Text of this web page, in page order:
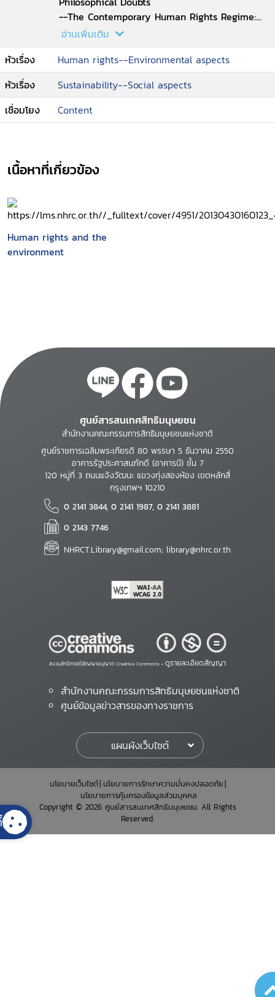
--The Contemporary Human Rights Regime:
Some Criticisms and an Alternative
--Environmental Sustainability and
Environmental Values
--The Institutions of Sustainability:
Citizenship, Democracy, Justice
--Rights or Sustainability: Rights and
Sustainability?.
อ่านเพิ่มเติม
หัวเรื่อง
Human rights--Environmental aspects
หัวเรื่อง
Sustainability--Social aspects
เชื่อมโยง
Content
เนื้อหาที่เกี่ยวข้อง
Human rights and the
environment
ศูนย์สารสนเทศสิทธิมนุษยชน
สำนักงานคณะกรรมการสิทธิมนุษยชนแห่งชาติ
ศูนย์ราชการเฉลิมพระเกียรติ 80 พรรษา 5 ธันวาคม 2550
อาคารรัฐประศาสนภักดี (อาคารบี) ชั้น 7
120 หมู่ที่ 3 ถนนแจ้งวัฒนะ แขวงทุ่งสองห้อง เขตหลักสี่
กรุงเทพฯ 10210
0 2141 3844, 0 2141 1987, 0 2141 3881
0 2143 7746
NHRCT.Library@gmail.com; library@nhrc.or.th
สงวนสิทธิ์ภายใต้สัญญาอนุญาต Creative Commons • ดูรายละเอียดสัญญา
สำนักงานคณะกรรมการสิทธิมนุษยชนแห่งชาติ
ศูนย์ข้อมูลข่าวสารของทางราชการ
แผนผังเว็บไซต์
นโยบายเว็บไซต์ นโยบายการรักษาความมั่นคงปลอดภัย
นโยบายการคุ้มครองข้อมูลส่วนบุคคล
Copyright © 2026 ศูนย์สารสนเทศสิทธิมนุษยชน. All Rights
Reserved.